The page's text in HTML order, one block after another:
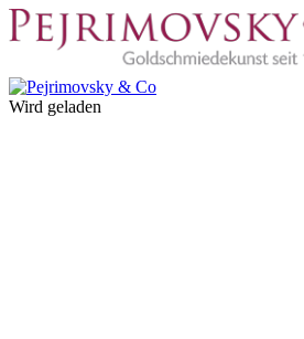
Wird geladen